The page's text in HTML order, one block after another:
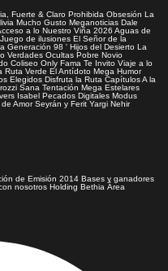
Fuerte & Claro Prohibida Obsesión La
Mucho Gusto Meganoticias Dale
a lo Nuestro Viña 2026 Aguas de
Juego de ilusiones El Señor de la
Generación 98 ' Hijos del Desierto La
Verdades Ocultas Pobre Novio
Coliseo Only Fama Te Invito Viaje a lo
Ruta Verde El Antídoto Mega Humor
Elegidos Disfruta la Ruta CapítulosA la
Sana Tentación Mega Estelares
Isabel Pecados Digitales Modus
Amor Seyrán y Ferit Yargi Nehir
de Emisión 2014 Bases y ganadores
nosotros Holding Bethia Área